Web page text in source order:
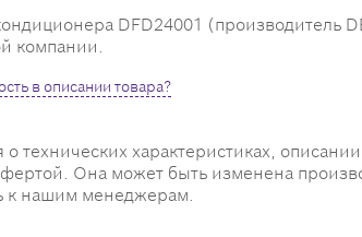
DFD24001 (производитель
компании.
в описании товара?
технических характеристиках,
Она может быть изменена
к нашим менеджерам.